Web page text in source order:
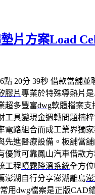
片方案Load
點 20分 39秒 借款當舖並
膠片專業於特殊導熱片
超多豐富dwg軟體檔案支
工具變現金週轉問題楠
電路組合而成工業界獨
先進醫療設備。板舖當
優質可靠鳳山汽車借款
工程噴霧降溫系統全方
澎湖自行分享澎湖離島
用dwg檔案是正版CAD